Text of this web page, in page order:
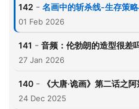
142 - 名画中的斩杀线-生存策
01 Feb 2026
141 - 音频：伦勃朗的造型很差
27 Jan 2026
140 - 《大唐·诡画》第二话之阿
24 Dec 2025